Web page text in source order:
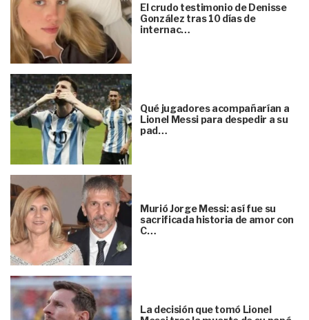
El crudo testimonio de Denisse
González tras 10 días de
internac…
Qué jugadores acompañarían a
Lionel Messi para despedir a su
pad…
Murió Jorge Messi: así fue su
sacrificada historia de amor con
C…
La decisión que tomó Lionel